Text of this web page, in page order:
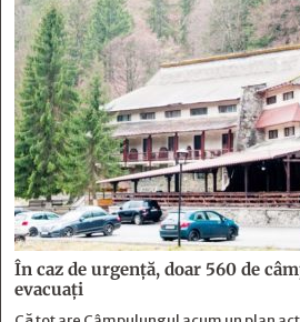
În caz de urgență, doar 560 de
evacuați